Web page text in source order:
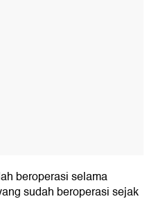
beroperasi selama
sudah beroperasi sejak